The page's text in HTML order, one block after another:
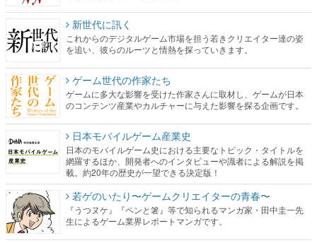
新世代に訊く
これからのデジタルゲーム市場を担う若きクリエイター達の姿
を追い、彼らのルーツと情熱を探っていきます。
ゲーム世代の作家たち
ゲームに多大な影響を受けた作家さんに取材し、ゲームが日本
のコンテンツ産業やカルチャーに与えた影響を探る企画です。
日本モバイルゲーム産業史
日本のモバイルゲーム史における主要なトピック・タイトルを
網羅するほか、開発者へのインタビューや識者による解説を掲
載。約20年の歴史が一望できる決定版！
若ゲのいたり〜ゲームクリエイターの青春〜
『うつヌケ』『ペンと箸』等で知られるマンガ家・田中圭一先
生によるゲーム業界レポートマンガです。